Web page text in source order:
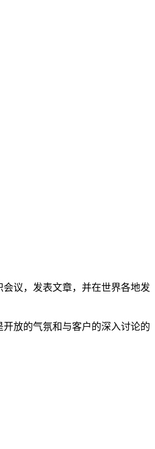
议，发表文章，并在世界各地发
放的气氛和与客户的深入讨论的